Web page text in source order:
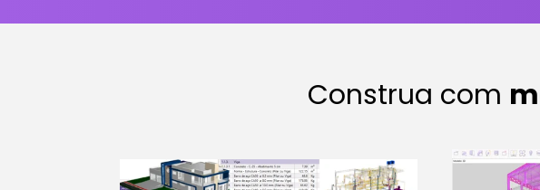
Construa com